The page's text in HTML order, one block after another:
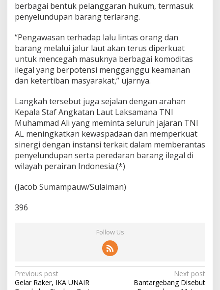
berbagai bentuk pelanggaran hukum, termasuk
penyelundupan barang terlarang.
“Pengawasan terhadap lalu lintas orang dan
barang melalui jalur laut akan terus diperkuat
untuk mencegah masuknya berbagai komoditas
ilegal yang berpotensi mengganggu keamanan
dan ketertiban masyarakat,” ujarnya.
Langkah tersebut juga sejalan dengan arahan
Kepala Staf Angkatan Laut Laksamana TNI
Muhammad Ali yang meminta seluruh jajaran TNI
AL meningkatkan kewaspadaan dan memperkuat
sinergi dengan instansi terkait dalam memberantas
penyelundupan serta peredaran barang ilegal di
wilayah perairan Indonesia.(*)
(Jacob Sumampauw/Sulaiman)
396
Follow Us
P
Previous post
Gelar Raker, IKA UNAIR
Next post
Bantargebang Disebut